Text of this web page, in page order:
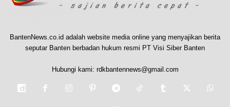
BantenNews.co.id adalah website media online yang menyajikan berita
seputar Banten berbadan hukum resmi PT Visi Siber Banten
Hubungi kami: rdkbantennews@gmail.com